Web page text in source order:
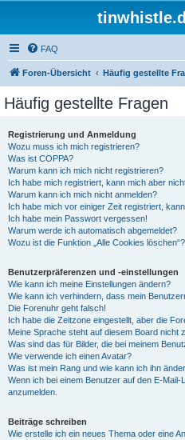
FAQ
Foren-Übersicht Häufig gestellte
Häufig gestellte Fragen
Registrierung und Anmeldung
Wozu muss ich mich registrieren?
Was ist COPPA?
Warum kann ich mich nicht registrieren?
Ich habe mich registriert, kann mich aber
Warum kann ich mich nicht anmelden?
Ich habe mich vor einiger Zeit registriert,
Ich habe mein Passwort vergessen!
Warum werde ich automatisch abgemeldet?
Wozu ist die Funktion „Alle Cookies löschen“?
Benutzerpräferenzen und -einstellungen
Wie kann ich meine Einstellungen ändern?
Wie kann ich verhindern, dass mein
Die Forenuhr geht falsch!
Ich habe die Zeitzone eingestellt, aber die
Meine Sprache steht auf diesem Board nicht
Was sind das für Bilder, die bei meinem
Wie verwende ich einen Avatar?
Was ist mein Rang und wie kann ich ihn
Wenn ich bei einem Benutzer auf den E-
anzumelden.
Beiträge schreiben
Wie erstelle ich ein neues Thema oder eine